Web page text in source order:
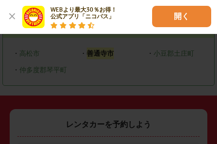
WEBより最大30％お得！
公式アプリ「ニコパス」
開く
エリアで探す
香川県
・ 高松市 ・ 善通寺市 ・ 小豆郡土庄町
・ 仲多度郡琴平町
レンタカーを予約しよう